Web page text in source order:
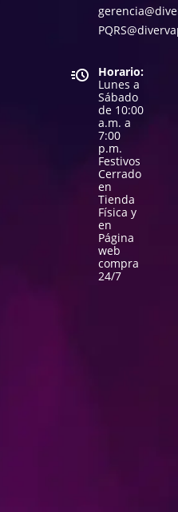
Horario:
Lunes a
Sábado
de 10:00
a.m. a
7:00
p.m.
Festivos
Cerrado
en
Tienda
Física y
en
Página
web
compra
24/7